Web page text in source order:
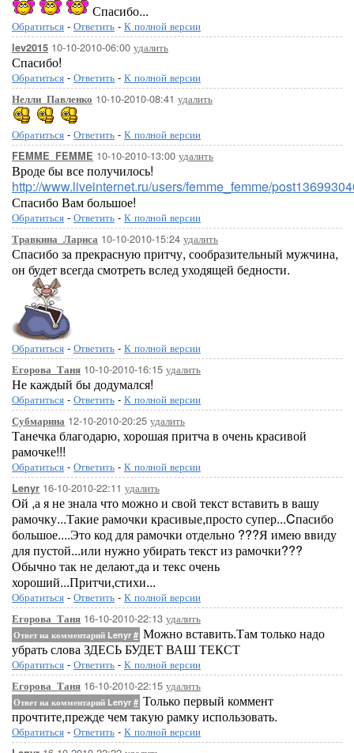
Спасибо...
Обратиться - Ответить - К полной версии
lev2015 10-10-2010-06:00 удалить
Спасибо!
Обратиться - Ответить - К полной версии
Нелли_Павленко 10-10-2010-08:41 удалить
Обратиться - Ответить - К полной версии
FEMME_FEMME 10-10-2010-13:00 удалить
Вроде бы все получилось!
http://www.liveinternet.ru/users/femme_femme/
Спасибо Вам большое!
Обратиться - Ответить - К полной версии
Травкина_Лариса 10-10-2010-15:24 удалить
Спасибо за прекрасную притчу, сообразительный мужчина,
он будет всегда смотреть вслед уходящей бедности.
Обратиться - Ответить - К полной версии
Егорова_Таня 10-10-2010-16:15 удалить
Не каждый бы додумался!
Обратиться - Ответить - К полной версии
Субмарина 12-10-2010-20:25 удалить
Танечка благодарю, хорошая притча в очень красивой
рамочке!!!
Обратиться - Ответить - К полной версии
Lenyr 16-10-2010-22:11 удалить
Ой ,а я не знала что можно и свой текст вставить в вашу
рамочку...Такие рамочки красивые,просто супер...Cпасибо
большое....Это код для рамочки отдельно ???Я имею ввиду
для пустой...или нужно убирать текст из рамочки???
Обычно так не делают,да и текс очень
хороший...Притчи,стихи...
Обратиться - Ответить - К полной версии
Егорова_Таня 16-10-2010-22:13 удалить
Ответ на комментарий Lenyr # Можно вставить.Там только надо
убрать слова ЗДЕСЬ БУДЕТ ВАШ ТЕКСТ
Обратиться - Ответить - К полной версии
Егорова_Таня 16-10-2010-22:15 удалить
Ответ на комментарий Lenyr # Только первый коммент
прочтите,прежде чем такую рамку использовать.
Обратиться - Ответить - К полной версии